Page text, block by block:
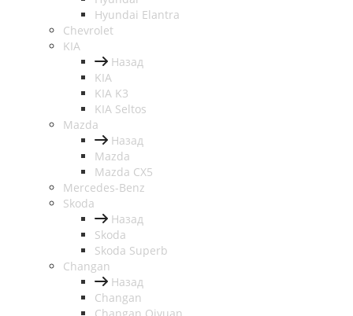
Hyundai Elantra
Chevrolet
KIA
Назад
KIA
KIA K3
KIA Seltos
Mazda
Назад
Mazda
Mazda CX5
Mercedes-Benz
Skoda
Назад
Skoda
Skoda Superb
Changan
Назад
Changan